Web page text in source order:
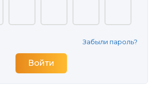
Забыли пароль?